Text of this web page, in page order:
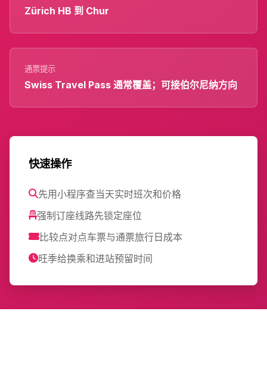
Zürich HB 到 Chur
通票提示
Swiss Travel Pass 通常覆盖；可接伯尔尼纳方向
快速操作
先用小程序查当天实时班次和价格
强制订座线路先锁定座位
比较点对点车票与通票旅行日成本
旺季给换乘和进站预留时间